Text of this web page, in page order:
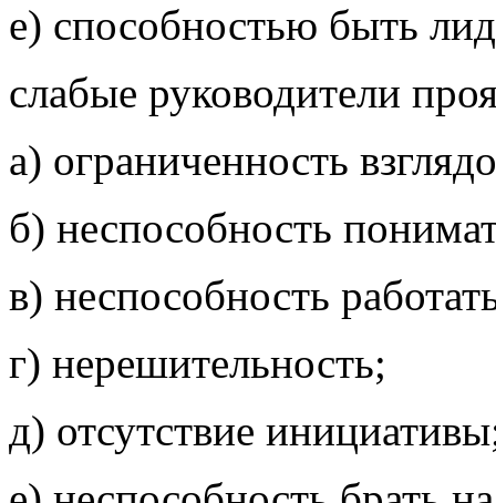
е) способностью быть
слабые руководители
а) ограниченность
б) неспособность
в) неспособность
г) нерешительность;
д) отсутствие